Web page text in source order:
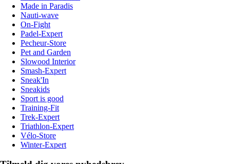
Made in Paradis
Nauti-wave
On-Fight
Padel-Expert
Pecheur-Store
Pet and Garden
Slowood Interior
Smash-Expert
Sneak'In
Sneakids
Sport is good
Training-Fit
Trek-Expert
Triathlon-Expert
Vélo-Store
Winter-Expert